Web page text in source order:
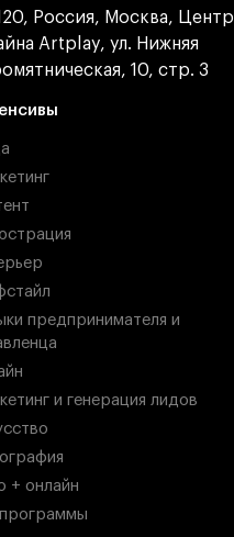
Россия, Москва, Центр
Artplay, ул. Нижняя
10, стр. 3
предпринимателя и
и генерация лидов
+ онлайн